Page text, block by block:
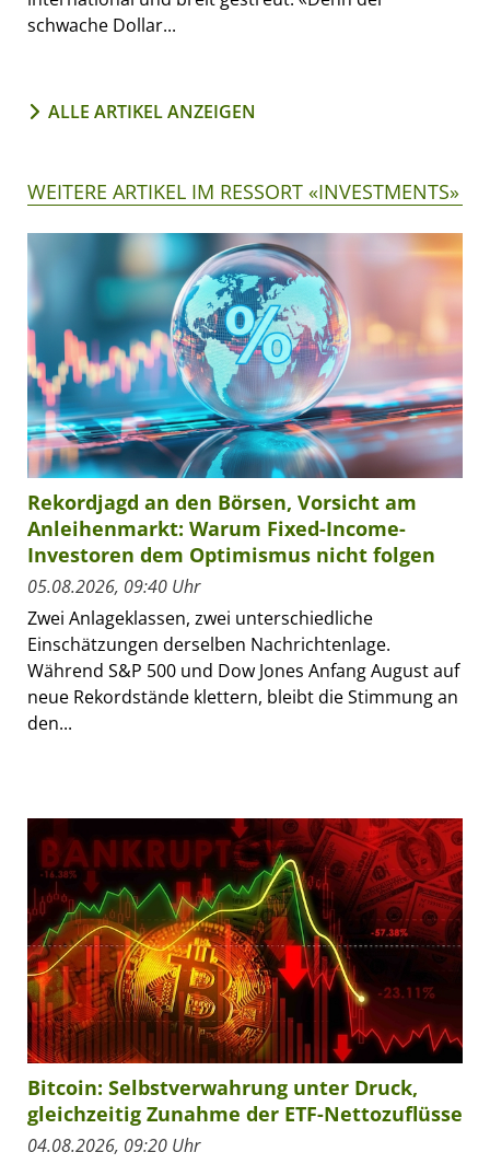
schwache Dollar...
ALLE ARTIKEL ANZEIGEN
WEITERE ARTIKEL IM RESSORT «INVESTMENTS»
Rekordjagd an den Börsen, Vorsicht am
Anleihenmarkt: Warum Fixed-Income-
Investoren dem Optimismus nicht folgen
05.08.2026, 09:40 Uhr
Zwei Anlageklassen, zwei unterschiedliche
Einschätzungen derselben Nachrichtenlage.
Während S&P 500 und Dow Jones Anfang August auf
neue Rekordstände klettern, bleibt die Stimmung an
den...
Bitcoin: Selbstverwahrung unter Druck,
gleichzeitig Zunahme der ETF-Nettozuflüsse
04.08.2026, 09:20 Uhr